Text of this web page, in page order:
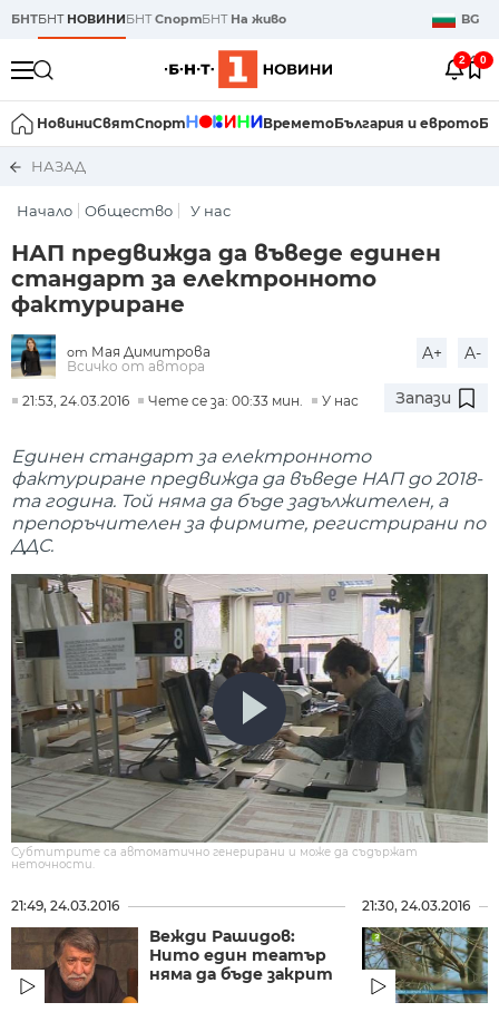
БНТБНТ НОВИНИБНТСпортБНТ На живо BG
2 0
НовиниСвятСпорт ВреметоБългария и еврото
НАЗАД
Начало Общество У нас
НАП предвижда да въведе единен
стандарт за електронното
фактуриране
от Мая Димитрова
Всичко от автора
A+ A-
21:53, 24.03.2016 Чете се за: 00:33 мин. У нас Запази
Единен стандарт за електронното
фактуриране предвижда да въведе НАП до 2018-
та година. Той няма да бъде задължителен, а
препоръчителен за фирмите, регистрирани по
ДДС.
Субтитрите са автоматично генерирани и може да съдържат
неточности.
21:49, 24.03.2016
Вежди Рашидов:
Нито един театър
няма да бъде закрит
21:30, 24.03.2016